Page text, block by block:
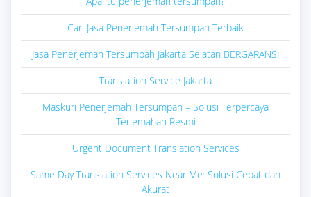
Cari Jasa Penerjemah Tersumpah Terbaik
Jasa Penerjemah Tersumpah Jakarta Selatan BERGARANSI
Translation Service Jakarta
Maskuri Penerjemah Tersumpah – Solusi Terpercaya
Terjemahan Resmi
Urgent Document Translation Services
Same Day Translation Services Near Me: Solusi Cepat dan
Akurat